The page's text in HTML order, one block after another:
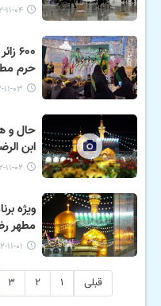
۱۴۰۲-۱۱-
حرم
۱۴۰۲-۱۱-
حال و
ابن
۱۴۰۲-۱۱-
ویژه
مطهر
۱۴۰۲-۱۱-
قبلی ۱ ۲ ۳